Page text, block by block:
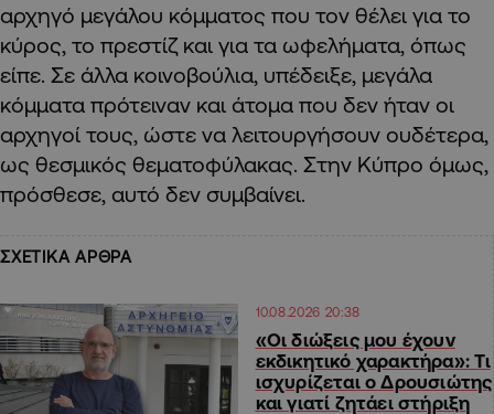
αρχηγό μεγάλου κόμματος που τον θέλει για το
κύρος, το πρεστίζ και για τα ωφελήματα, όπως
είπε. Σε άλλα κοινοβούλια, υπέδειξε, μεγάλα
κόμματα πρότειναν και άτομα που δεν ήταν οι
αρχηγοί τους, ώστε να λειτουργήσουν ουδέτερα,
ως θεσμικός θεματοφύλακας. Στην Κύπρο όμως,
πρόσθεσε, αυτό δεν συμβαίνει.
ΣΧΕΤΙΚΑ ΑΡΘΡΑ
10.08.2026 20:38
«Οι διώξεις μου έχουν
εκδικητικό χαρακτήρα»: Τι
ισχυρίζεται ο Δρουσιώτης
και γιατί ζητάει στήριξη